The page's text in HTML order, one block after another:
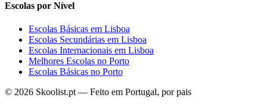
Escolas por Nível
Escolas Básicas em Lisboa
Escolas Secundárias em Lisboa
Escolas Internacionais em Lisboa
Melhores Escolas no Porto
Escolas Básicas no Porto
© 2026 Skoolist.pt — Feito em Portugal, por pais